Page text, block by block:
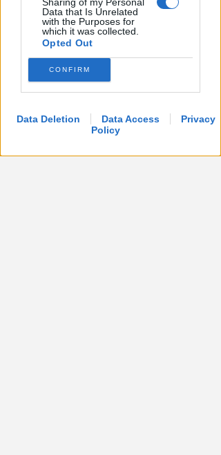
Data that Is Unrelated
with the Purposes for
which it was collected.
Opted Out
CONFIRM
Data Deletion Data Access
Privacy
Policy